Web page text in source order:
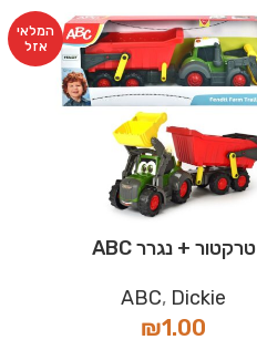
המלאי
אזל
טרקטור + נגרר ABC
ABC, Dickie
₪1.00